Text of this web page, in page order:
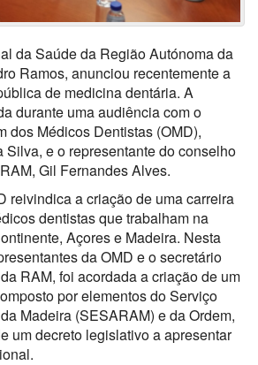
da Saúde da Região Autónoma da
Ramos, anunciou recentemente a
de medicina dentária. A
durante uma audiência com o
dos Médicos Dentistas (OMD),
Silva, e o representante do conselho
Gil Fernandes Alves.
reivindica a criação de uma carreira
dentistas que trabalham na
Açores e Madeira. Nesta
da OMD e o secretário
RAM, foi acordada a criação de um
por elementos do Serviço
Madeira (SESARAM) e da Ordem,
um decreto legislativo a apresentar